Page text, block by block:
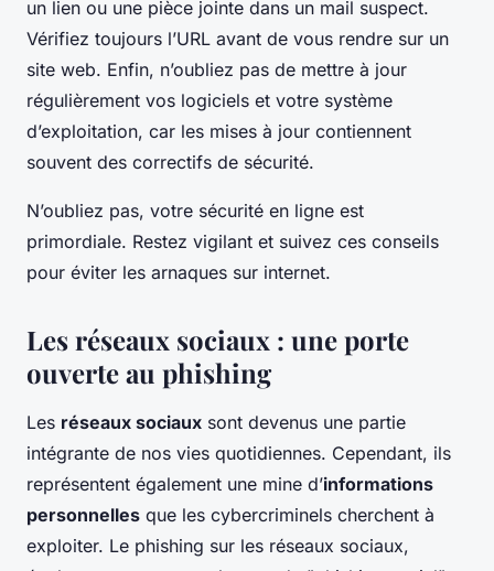
un lien ou une pièce jointe dans un mail suspect.
Vérifiez toujours l’URL avant de vous rendre sur un
site web. Enfin, n’oubliez pas de mettre à jour
régulièrement vos logiciels et votre système
d’exploitation, car les mises à jour contiennent
souvent des correctifs de sécurité.
N’oubliez pas, votre sécurité en ligne est
primordiale. Restez vigilant et suivez ces conseils
pour éviter les arnaques sur internet.
Les réseaux sociaux : une porte
ouverte au phishing
Les réseaux sociaux sont devenus une partie
intégrante de nos vies quotidiennes. Cependant, ils
représentent également une mine d’informations
personnelles que les cybercriminels cherchent à
exploiter. Le phishing sur les réseaux sociaux,